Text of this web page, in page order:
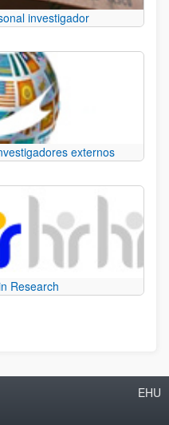
investigador
externos
Research
EHU